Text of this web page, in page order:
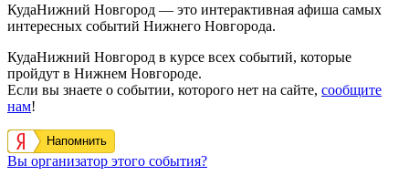
КудаНижний Новгород — это интерактивная афиша самых
интересных событий Нижнего Новгорода.
КудаНижний Новгород в курсе всех событий, которые
пройдут в Нижнем Новгороде.
Если вы знаете о событии, которого нет на сайте, сообщите
нам!
Напомнить
Вы организатор этого события?